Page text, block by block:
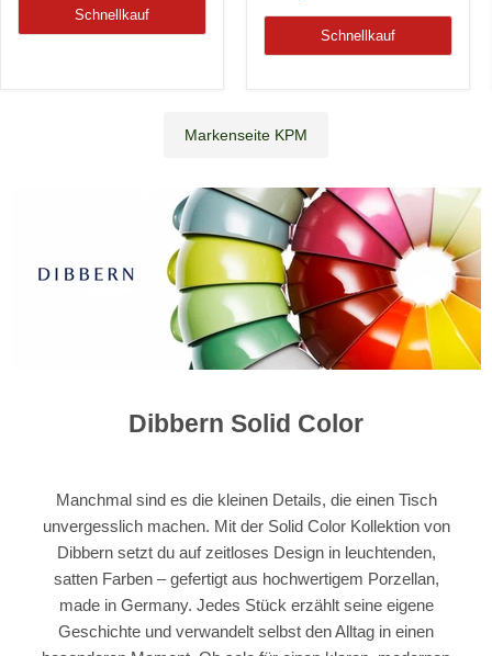
Schnellkauf
Schnellkauf
Markenseite KPM
Dibbern Solid Color
Manchmal sind es die kleinen Details, die einen Tisch
unvergesslich machen. Mit der Solid Color Kollektion von
Dibbern setzt du auf zeitloses Design in leuchtenden,
satten Farben – gefertigt aus hochwertigem Porzellan,
made in Germany. Jedes Stück erzählt seine eigene
Geschichte und verwandelt selbst den Alltag in einen